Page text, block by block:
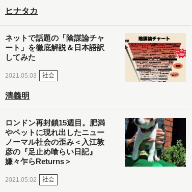
ヒナタカ
ネットで話題の「陰謀論チャ
ート」を徹底解説＆日本語訳
してみた
2021.05.03 社会
清義明
ロンドン再封鎖15週目。肥満
やペットに現れ出したニュー
ノーマル社会の歪み＜入江敦
彦の『足止め喰らい日記』
嫌々乍らReturns＞
2021.05.02 社会